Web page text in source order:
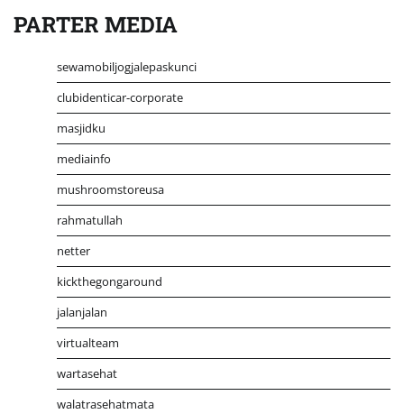
PARTER MEDIA
sewamobiljogjalepaskunci
clubidenticar-corporate
masjidku
mediainfo
mushroomstoreusa
rahmatullah
netter
kickthegongaround
jalanjalan
virtualteam
wartasehat
walatrasehatmata